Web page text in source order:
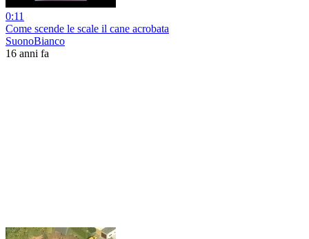
0:11
Come scende le scale il cane acrobata
SuonoBianco
16 anni fa